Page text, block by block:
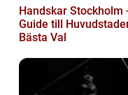
Handskar Stockholm
Guide till
Bästa Val